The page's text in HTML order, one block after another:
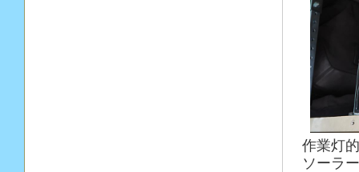
作業灯
ソーラ